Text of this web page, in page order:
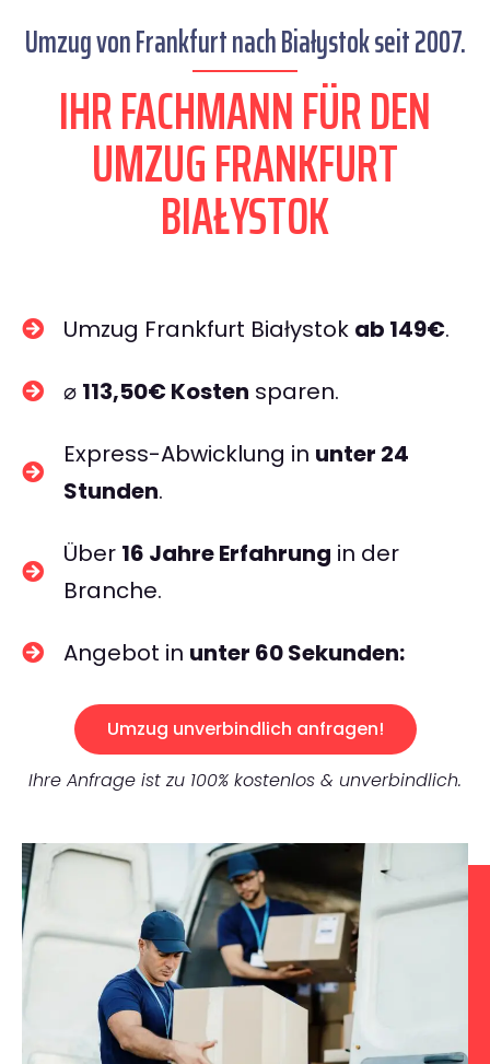
Umzug von Frankfurt nach Białystok seit 2007.
IHR FACHMANN FÜR DEN
UMZUG FRANKFURT
BIAŁYSTOK
Umzug Frankfurt Białystok ab 149€.
⌀ 113,50€ Kosten sparen.
Express-Abwicklung in unter 24
Stunden.
Über 16 Jahre Erfahrung in der
Branche.
Angebot in unter 60 Sekunden:
Umzug unverbindlich anfragen!
Ihre Anfrage ist zu 100% kostenlos & unverbindlich.